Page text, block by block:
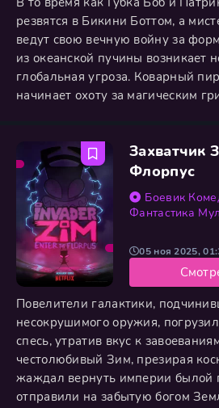
резвятся в Бикини Боттом, а
ведут свою вечную войну за
из океанской пучины возникает
глобальная угроза. Коварный
начинает охоту за магическим
Планктон и Губка Боб
заветный рецепт, что приводит к
бесследно исчезает, а
Захватчик
Флорпус
Боевик
Фантастика
Повелители галактики,
несокрушимого оружия,
спесь, утратив вкус к
честолюбивый Зим, презирая
жаждал вернуть империи былой
отправили на забытую богом
05 ноя 2025,